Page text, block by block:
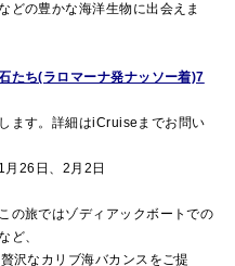
どの豊かな海洋生物に出会えま
たち(ラロマーナ発ナッソー着)7
ます。詳細はiCruise までお問い
26日、2月2日
の旅ではゾディアックボートでの
ど、
沢なカリブ海バカンスをご提